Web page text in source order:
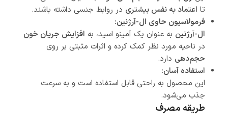
تا اعتماد به نفس بیشتری در روابط جنسی داشته باشند.
فرمولاسیون حاوی ال-آرژنین:
ال-آرژنین به عنوان یک آمینو اسید، به افزایش جریان خون
در ناحیه مورد نظر کمک کرده و اثرات مثبتی بر روی
حجم‌دهی دارد.
استفاده آسان:
این محصول به راحتی قابل استفاده است و به سرعت
جذب می‌شود.
طریقه مصرف